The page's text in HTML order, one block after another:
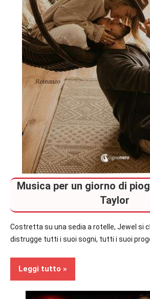
Musica per un giorno di
Taylor
Costretta su una sedia a rotelle, Jewel si
distrugge tutti i suoi sogni, tutti i suoi
Leggi tutto